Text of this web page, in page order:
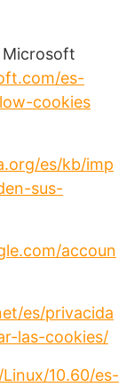
es-
cookies
es/kb/imp
sus-
accoun
es/privacida
las-cookies/
10.60/es-